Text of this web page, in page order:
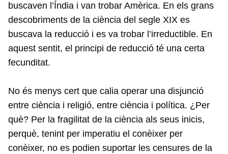
buscaven l’Índia i van trobar Amèrica. En els grans
descobriments de la ciència del segle XIX es
buscava la reducció i es va trobar l’irreductible. En
aquest sentit, el principi de reducció té una certa
fecunditat.
No és menys cert que calia operar una disjunció
entre ciència i religió, entre ciència i política. ¿Per
què? Per la fragilitat de la ciència als seus inicis,
perquè, tenint per imperatiu el conèixer per
conèixer, no es podien suportar les censures de la